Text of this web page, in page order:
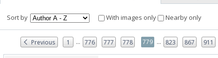
Sort by With images only Nearby only
Previous 1 ... 776 777 778 779 ... 823 867 911